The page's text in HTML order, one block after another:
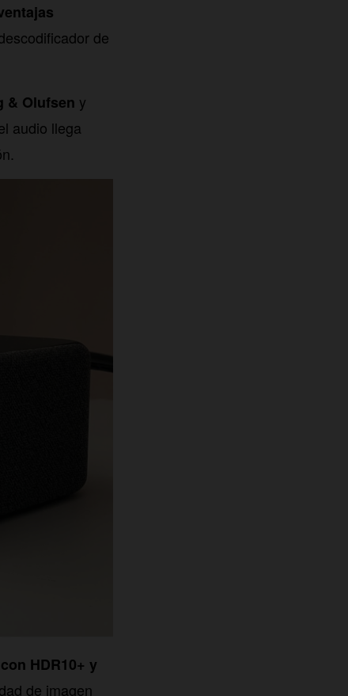
de
& Olufsen y
audio llega
HDR10+ y
de imagen